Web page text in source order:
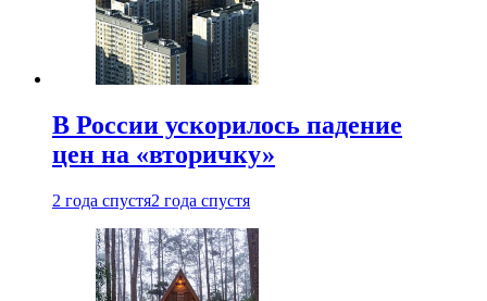
В России ускорилось падение
цен на «вторичку»
2 года спустя2 года спустя